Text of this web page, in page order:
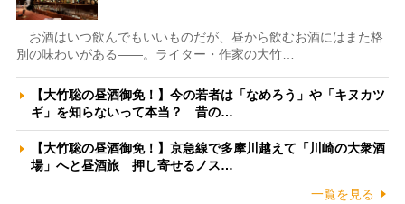
お酒はいつ飲んでもいいものだが、昼から飲むお酒にはまた格
別の味わいがある――。ライター・作家の大竹…
【大竹聡の昼酒御免！】今の若者は「なめろう」や「キヌカツ
ギ」を知らないって本当？ 昔の…
【大竹聡の昼酒御免！】京急線で多摩川越えて「川崎の大衆酒
場」へと昼酒旅 押し寄せるノス…
一覧を見る